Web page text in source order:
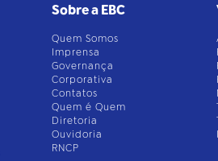
Sobre a EBC
Quem Somos
Imprensa
Governança
Corporativa
Contatos
Quem é Quem
Diretoria
Ouvidoria
RNCP